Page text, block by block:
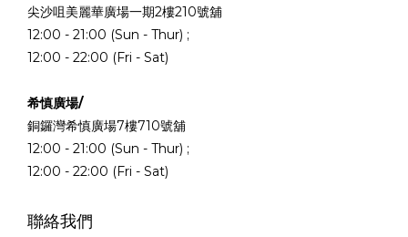
尖沙咀美麗華廣場一期2樓210號舖
12:00 - 21:00 (Sun - Thur) ;
12:00 - 22:00 (Fri - Sat)
希慎廣場/
銅鑼灣希慎廣場7樓710號舖
12:00 - 21:00 (Sun - Thur) ;
12:00 - 22:00 (Fri - Sat)
聯絡我們